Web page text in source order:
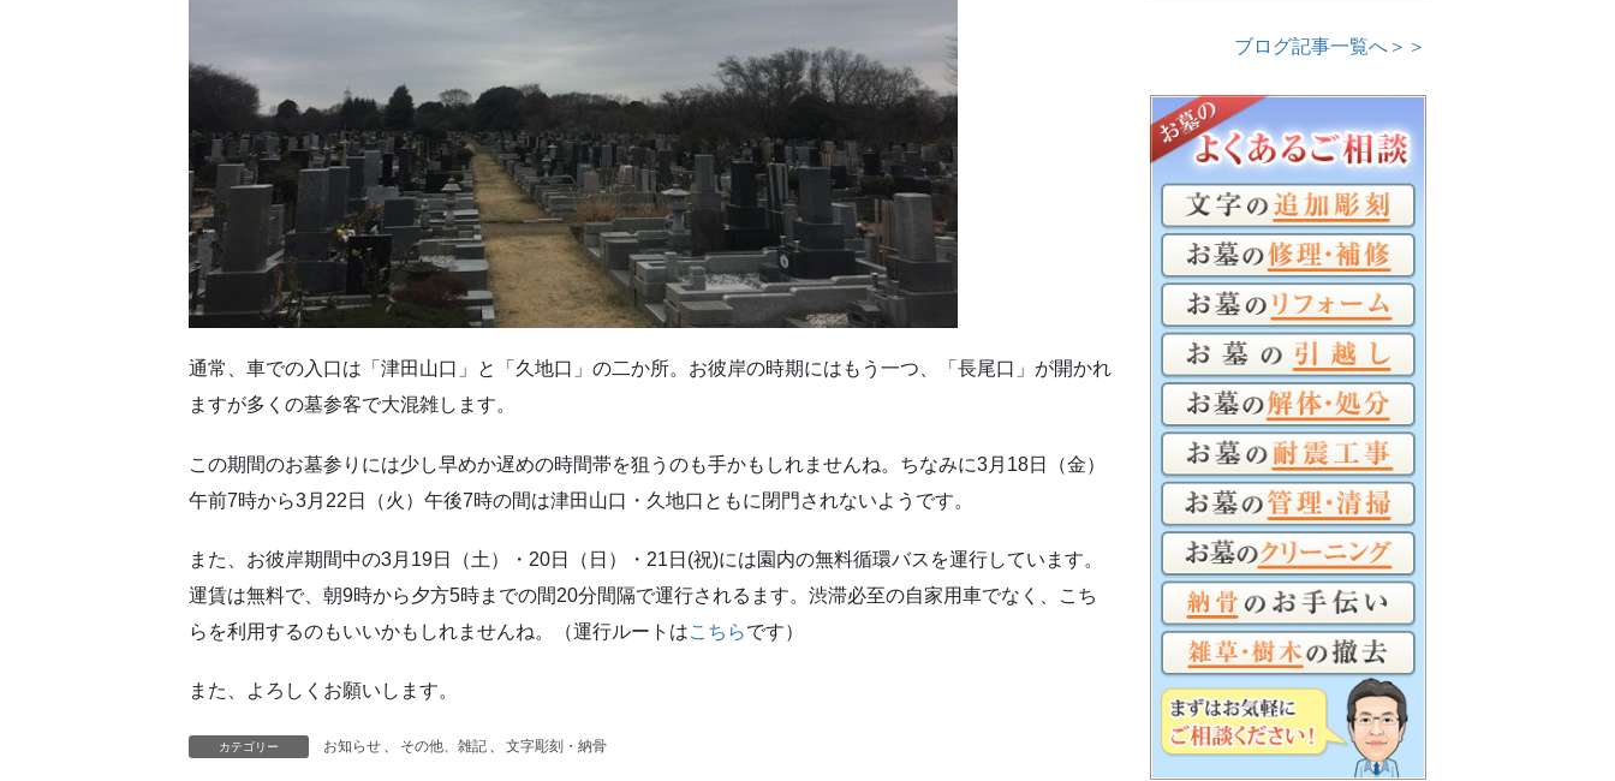
通常、車での入口は「津田山口」と「久地口」の二か所。お彼岸の時期にはもう一つ、「長尾口」が開かれ
ますが多くの墓参客で大混雑します。
この期間のお墓参りには少し早めか遅めの時間帯を狙うのも手かもしれませんね。ちなみに3月18日（金）
午前7時から3月22日（火）午後7時の間は津田山口・久地口ともに閉門されないようです。
また、お彼岸期間中の3月19日（土）・20日（日）・21日(祝)には園内の無料循環バスを運行しています。
運賃は無料で、朝9時から夕方5時までの間20分間隔で運行されるます。渋滞必至の自家用車でなく、こち
らを利用するのもいいかもしれませんね。（運行ルートはこちらです）
また、よろしくお願いします。
カテゴリー お知らせ 、 その他、雑記 、 文字彫刻・納骨
ブログ記事一覧へ＞＞